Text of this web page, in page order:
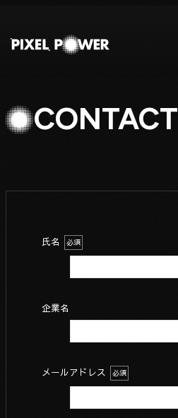
CONTACT
氏名 必須
企業名
メールアドレス 必須